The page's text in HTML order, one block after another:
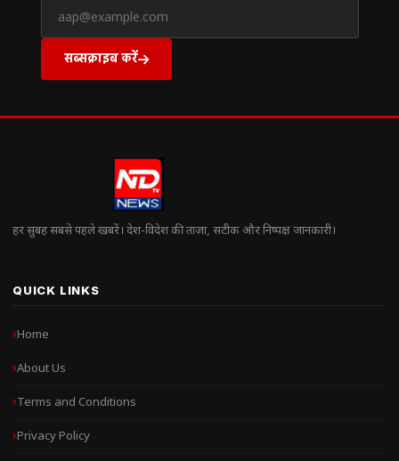
सब्सक्राइब करें
हर सुबह सबसे पहले खबरें। देश-विदेश की ताज़ा, सटीक और निष्पक्ष जानकारी।
QUICK LINKS
Home
About Us
Terms and Conditions
Privacy Policy